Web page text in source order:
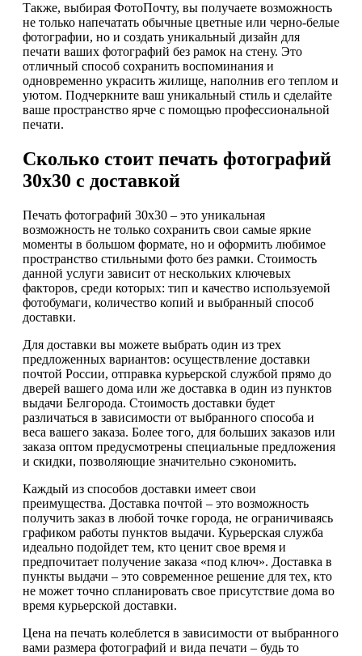
Также, выбирая ФотоПочту, вы получаете возможность
не только напечатать обычные цветные или черно-белые
фотографии, но и создать уникальный дизайн для
печати ваших фотографий без рамок на стену. Это
отличный способ сохранить воспоминания и
одновременно украсить жилище, наполнив его теплом и
уютом. Подчеркните ваш уникальный стиль и сделайте
ваше пространство ярче с помощью профессиональной
печати.
Сколько стоит печать фотографий
30х30 с доставкой
Печать фотографий 30х30 – это уникальная
возможность не только сохранить свои самые яркие
моменты в большом формате, но и оформить любимое
пространство стильными фото без рамки. Стоимость
данной услуги зависит от нескольких ключевых
факторов, среди которых: тип и качество используемой
фотобумаги, количество копий и выбранный способ
доставки.
Для доставки вы можете выбрать один из трех
предложенных вариантов: осуществление доставки
почтой России, отправка курьерской службой прямо до
дверей вашего дома или же доставка в один из пунктов
выдачи Белгорода. Стоимость доставки будет
различаться в зависимости от выбранного способа и
веса вашего заказа. Более того, для больших заказов или
заказа оптом предусмотрены специальные предложения
и скидки, позволяющие значительно сэкономить.
Каждый из способов доставки имеет свои
преимущества. Доставка почтой – это возможность
получить заказ в любой точке города, не ограничиваясь
графиком работы пунктов выдачи. Курьерская служба
идеально подойдет тем, кто ценит свое время и
предпочитает получение заказа «под ключ». Доставка в
пункты выдачи – это современное решение для тех, кто
не может точно спланировать свое присутствие дома во
время курьерской доставки.
Цена на печать колеблется в зависимости от выбранного
вами размера фотографий и вида печати – будь то